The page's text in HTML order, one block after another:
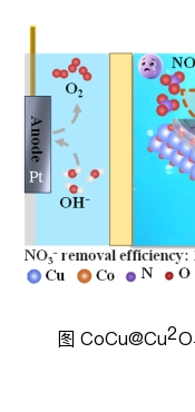
图 CoCu@Cu2